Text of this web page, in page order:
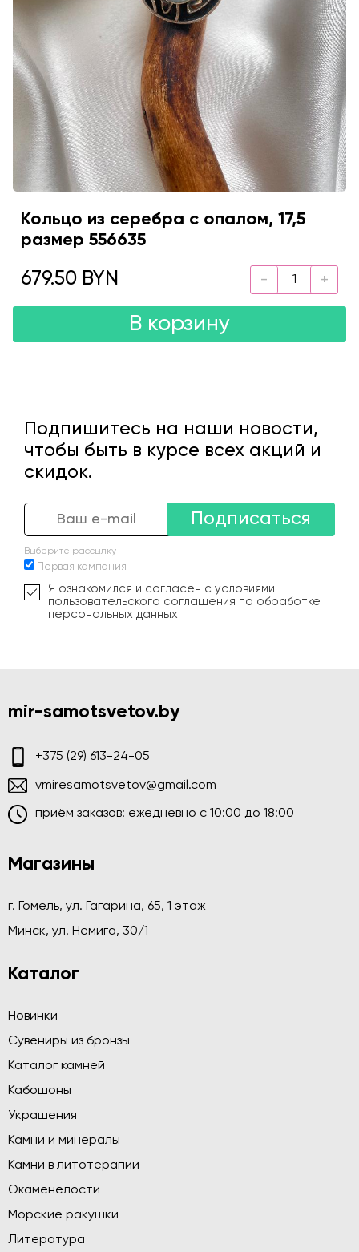
Кольцо из серебра с опалом, 17,5
размер 556635
679.50 BYN
В корзину
Подпишитесь на наши новости,
чтобы быть в курсе всех акций и
скидок.
Подписаться
Выберите рассылку
Первая кампания
Я ознакомился и согласен с условиями
пользовательского соглашения по обработке
персональных данных
mir-samotsvetov.by
+375 (29) 613-24-05
vmiresamotsvetov@gmail.com
приём заказов: ежедневно c 10:00 до 18:00
Магазины
г. Гомель, ул. Гагарина, 65, 1 этаж
Минск, ул. Немига, 30/1
Каталог
Новинки
Сувениры из бронзы
Каталог камней
Кабошоны
Украшения
Камни и минералы
Камни в литотерапии
Окаменелости
Морские ракушки
Литература